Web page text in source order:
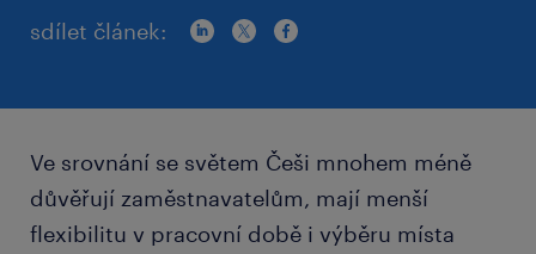
sdílet článek:
Ve srovnání se světem Češi mnohem méně
důvěřují zaměstnavatelům, mají menší
flexibilitu v pracovní době i výběru místa